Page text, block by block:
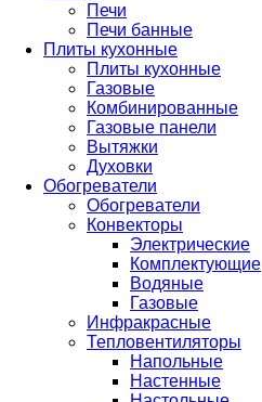
Печи
Печи банные
Плиты кухонные
Плиты кухонные
Газовые
Комбинированные
Газовые панели
Вытяжки
Духовки
Обогреватели
Обогреватели
Конвекторы
Электрические
Комплектующие
Водяные
Газовые
Инфракрасные
Тепловентиляторы
Напольные
Настенные